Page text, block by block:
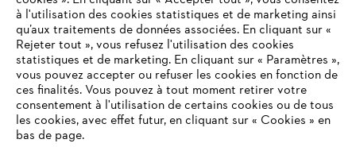
Service
Conditions Générales de Vente
VOTRE NAVIGATEUR INTERNET
N'EST PLUS PRIS EN CHARGE
Vous utilisez un navigateur Internet que nous ne prenons plus
en charge, et certaines fonctionnalités de notre site ne
à l'utilisation des cookies statistiques et de marketing ainsi
qu’aux traitements de données associées. En cliquant sur «
Rejeter tout », vous refusez l'utilisation des cookies
statistiques et de marketing. En cliquant sur « Paramètres »,
vous pouvez accepter ou refuser les cookies en fonction de
ces finalités. Vous pouvez à tout moment retirer votre
consentement à l'utilisation de certains cookies ou de tous
les cookies, avec effet futur, en cliquant sur « Cookies » en
bas de page.